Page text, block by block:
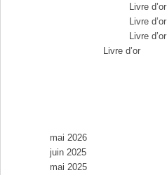
Livre d’or
Livre d’or
Livre d’or
Livre d’or
mai 2026
juin 2025
mai 2025